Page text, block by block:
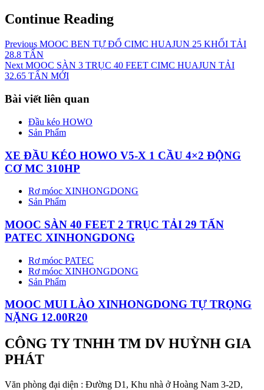
Continue Reading
Previous MOOC BEN TỰ ĐỔ CIMC HUAJUN 25 KHỐI TẢI
28.8 TẤN
Next MOOC SÀN 3 TRỤC 40 FEET CIMC HUAJUN TẢI
32.65 TẤN MỚI
Bài viết liên quan
Đầu kéo HOWO
Sản Phẩm
XE ĐẦU KÉO HOWO V5-X 1 CẦU 4×2 ĐỘNG
CƠ MC 310HP
Rơ móoc XINHONGDONG
Sản Phẩm
MOOC SÀN 40 FEET 2 TRỤC TẢI 29 TẤN
PATEC XINHONGDONG
Rơ móoc PATEC
Rơ móoc XINHONGDONG
Sản Phẩm
MOOC MUI LÀO XINHONGDONG TỰ TRỌNG
NẶNG 12.00R20
CÔNG TY TNHH TM DV HUỲNH GIA
PHÁT
Văn phòng đại diện : Đường D1, Khu nhà ở Hoàng Nam 3-2D,